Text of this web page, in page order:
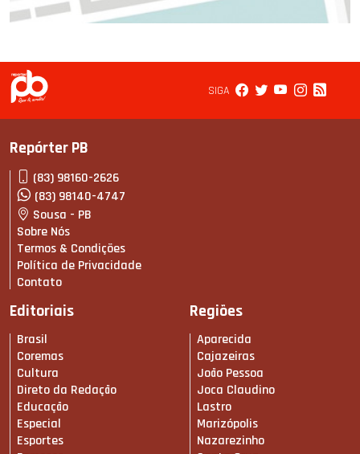
SIGA
Repórter PB
(83) 98160-2626
(83) 98140-4747
Sousa - PB
Sobre Nós
Termos & Condições
Política de Privacidade
Contato
Editoriais
Brasil
Coremas
Cultura
Direto da Redação
Educação
Especial
Esportes
Regiões
Aparecida
Cajazeiras
João Pessoa
Joca Claudino
Lastro
Marizópolis
Nazarezinho